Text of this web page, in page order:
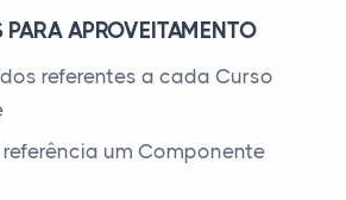
APROVEITAMENTO
referentes a cada Curso
um Componente